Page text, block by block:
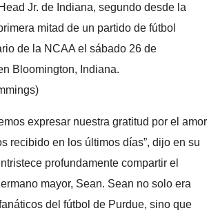
Jr. de Indiana, segundo desde la
mitad de un partido de fútbol
de la NCAA el sábado 26 de
Bloomington, Indiana.
expresar nuestra gratitud por el amor
recibido en los últimos días”, dijo en su
profundamente compartir el
mayor, Sean. Sean no solo era
del fútbol de Purdue, sino que